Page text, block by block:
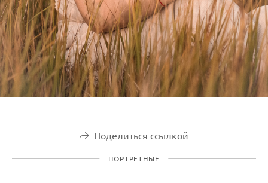
Поделиться ссылкой
ПОРТРЕТНЫЕ